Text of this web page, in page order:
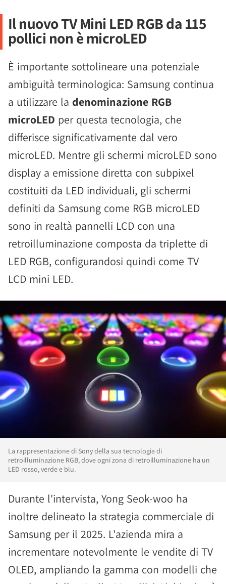
Il nuovo TV Mini LED RGB da 115
pollici non è microLED
È importante sottolineare una potenziale
ambiguità terminologica: Samsung continua
a utilizzare la denominazione RGB
microLED per questa tecnologia, che
differisce significativamente dal vero
microLED. Mentre gli schermi microLED sono
display a emissione diretta con subpixel
costituiti da LED individuali, gli schermi
definiti da Samsung come RGB microLED
sono in realtà pannelli LCD con una
retroilluminazione composta da triplette di
LED RGB, configurandosi quindi come TV
LCD mini LED.
La rappresentazione di Sony della sua tecnologia di
retroilluminazione RGB, dove ogni zona di retroilluminazione ha un
LED rosso, verde e blu.
Durante l'intervista, Yong Seok-woo ha
inoltre delineato la strategia commerciale di
Samsung per il 2025. L'azienda mira a
incrementare notevolmente le vendite di TV
OLED, ampliando la gamma con modelli che